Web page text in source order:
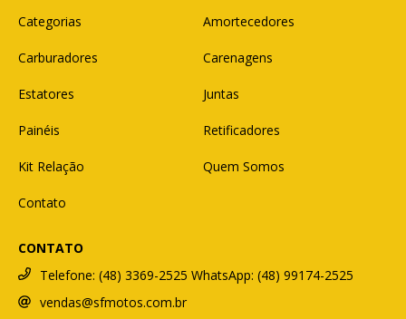
Categorias
Amortecedores
Carburadores Carenagens
Estatores Juntas
Painéis Retificadores
Kit Relação Quem Somos
Contato
CONTATO
Telefone: (48) 3369-2525 WhatsApp: (48) 99174-2525
vendas@sfmotos.com.br